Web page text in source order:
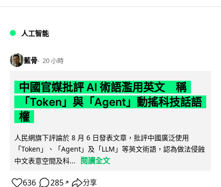
人工智能
藍骨 20 小時
中國官媒批評 AI 術語濫用英文 稱
「Token」與「Agent」動搖科技話語
權
人民網旗下評論於 8 月 6 日發表文章，批評中國廣泛使用
「Token」、「Agent」及「LLM」等英文術語，認為做法侵蝕
中文表意空間及科...
閱讀全文
636 285 ↗ 分享